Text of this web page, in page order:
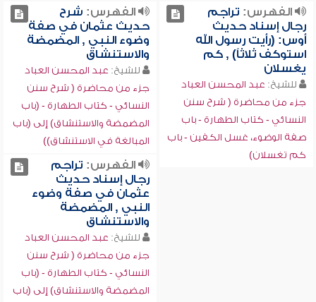
الفهرس: تراجم
رجال إسناد حديث
أوس: (رأيت رسول الله
استوكف ثلاثاً) , كم
يغسلان
للشيخ: عبد المحسن العباد
جزء من محاضرة ( شرح سنن
النسائي - كتاب الطهارة - باب
صفة الوضوء، غسل الكفين - باب
كم تغسلان)
الفهرس: شرح
حديث عثمان في صفة
وضوء النبي , المضمضة
والاستنشاق
للشيخ: عبد المحسن العباد
جزء من محاضرة ( شرح سنن
النسائي - كتاب الطهارة - (باب
المضمضة والاستنشاق) إلى (باب
المبالغة في الاستنشاق))
الفهرس: تراجم
رجال إسناد حديث
عثمان في صفة وضوء
النبي , المضمضة
والاستنشاق
للشيخ: عبد المحسن العباد
جزء من محاضرة ( شرح سنن
النسائي - كتاب الطهارة - (باب
المضمضة والاستنشاق) إلى (باب